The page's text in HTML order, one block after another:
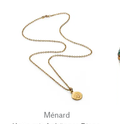
Ménard